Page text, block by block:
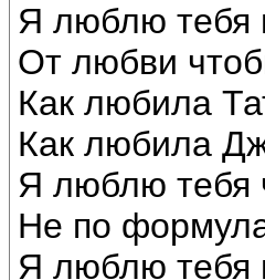
Я люблю тебя
От любви
Как любила
Как любила
Я люблю тебя
Не по
Я люблю тебя